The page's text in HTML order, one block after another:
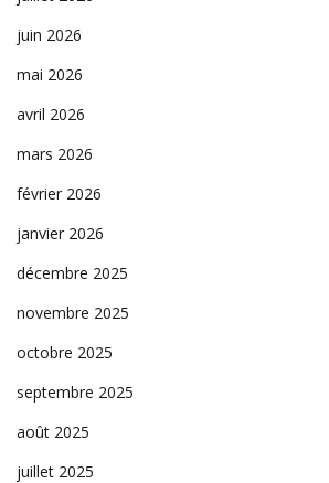
juin 2026
mai 2026
avril 2026
mars 2026
février 2026
janvier 2026
décembre 2025
novembre 2025
octobre 2025
septembre 2025
août 2025
juillet 2025